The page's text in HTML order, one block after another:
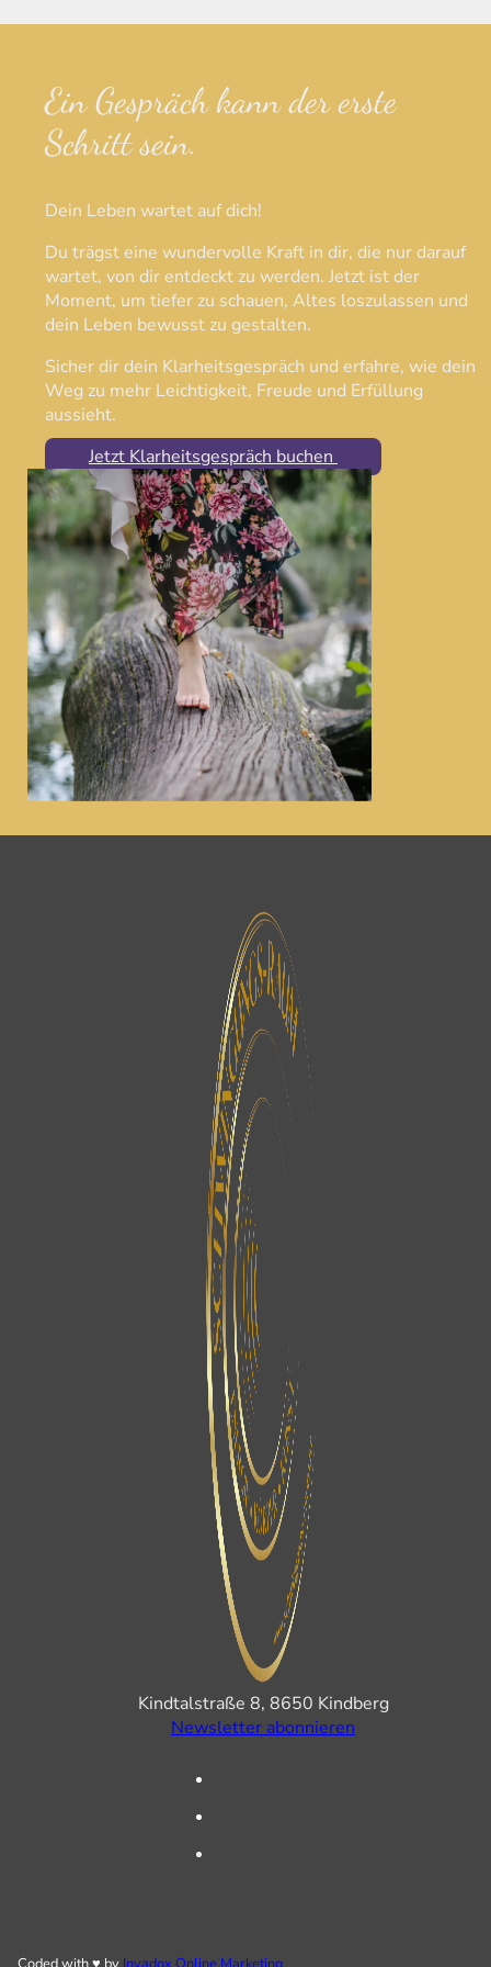
Ein Gespräch kann der erste
Schritt sein.
Dein Leben wartet auf dich!
Du trägst eine wundervolle Kraft in dir, die nur darauf
wartet, von dir entdeckt zu werden. Jetzt ist der
Moment, um tiefer zu schauen, Altes loszulassen und
dein Leben bewusst zu gestalten.
Sicher dir dein Klarheitsgespräch und erfahre, wie dein
Weg zu mehr Leichtigkeit, Freude und Erfüllung
aussieht.
Jetzt Klarheitsgespräch buchen
Kindtalstraße 8, 8650 Kindberg
Newsletter abonnieren